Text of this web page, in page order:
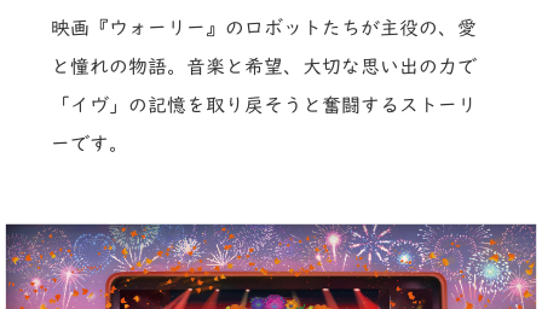
映画『ウォーリー』のロボットたちが主役の、愛
と憧れの物語。音楽と希望、大切な思い出の力で
「イヴ」の記憶を取り戻そうと奮闘するストーリ
ーです。